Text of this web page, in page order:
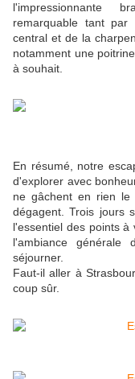
l'impressionnante
remarquable tant par
central et de la
notamment une
à souhait.
En résumé, notre
d'explorer avec
ne gâchent en rien
dégagent. Trois jours
l'essentiel des points
l'ambiance générale
séjourner.
Faut-il aller à
coup sûr.